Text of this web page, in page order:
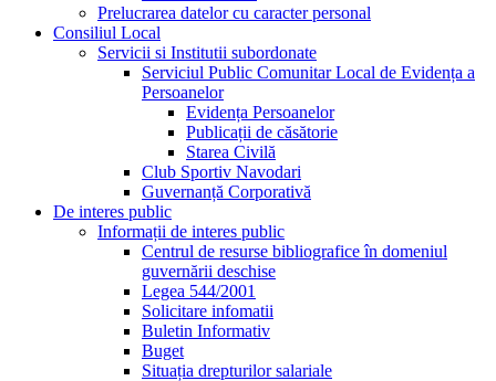
Prelucrarea datelor cu caracter personal
Consiliul Local
Servicii si Institutii subordonate
Serviciul Public Comunitar Local de Evidența a
Persoanelor
Evidența Persoanelor
Publicații de căsătorie
Starea Civilă
Club Sportiv Navodari
Guvernanță Corporativă
De interes public
Informații de interes public
Centrul de resurse bibliografice în domeniul
guvernării deschise
Legea 544/2001
Solicitare infomatii
Buletin Informativ
Buget
Situația drepturilor salariale